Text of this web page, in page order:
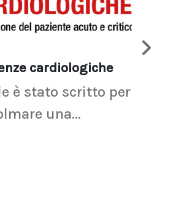
cardiologiche
è stato scritto per
una...